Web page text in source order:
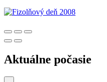
Aktuálne počasie